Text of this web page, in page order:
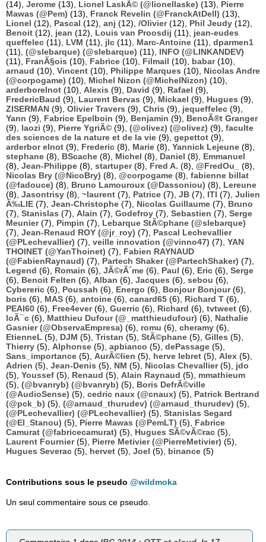
(14), Jerome (13), Lionel LaskÃ© (@lionellaske) (13), Pierre
Mawas (@Pem) (13), Franck Revelin (@FranckAtDell) (13),
Lionel (12), Pascal (12), anj (12), /Olivier(12), Phil Jeudy (12),
Benoit (12), jean (12), Louis van Proosdij (11), jean-eudes
queffelec (11), LVM (11), jlc (11), Marc-Antoine (11), dparmen1
(11), (@slebarque) (@slebarque) (11), INFO (@LINKANDEV)
(11), FranÃ§ois (10), Fabrice (10), Filmail (10), babar(10),
arnaud (10), Vincent (10), Philippe Marques (10), Nicolas Andre
(@corpogame) (10), Michel Nizon (@MichelNizon) (10),
arderborelnot (10), Alexis (9), David (9), Rafael (9),
FredericBaud (9), Laurent Bervas (9), Mickael (9), Hugues (9),
ZISERMAN (9), Olivier Travers (9), Chris (9), jequeffelec (9),
Yann (9), Fabrice Epelboin (9), Benjamin (9), BenoÃ®t Granger
(9), laozi (9), Pierre YgriÃ© (9), (@olivez) (@olivez) (9), faculte
des sciences de la nature et de la vie (9), gepettot (9),
arderbor elnot (9), Frederic (8), Marie (8), Yannick Lejeune (8),
stephane (8), BScache (8), Michel (8), Daniel (8), Emmanuel
(8), Jean-Philippe (8), startuper(8), Fred A. (8), @FredOu_
(8),
Nicolas Bry (@NicoBry) (8), @corpogame (8), fabienne billat
(@fadouce) (8), Bruno Lamouroux (@Dassoniou) (8), Lereune
(8), Jasontrisy (8), ~laurent (7), Patrice (7), JB (7), ITI (7), Julien
Ã‰LIE (7), Jean-Christophe (7), Nicolas Guillaume (7), Bruno
(7), Stanislas (7), Alain (7), Godefroy (7), Sebastien (7), Serge
Meunier(7), Pimpin (7), Lebarque StÃ©phane (@slebarque)
(7), Jean-Renaud ROY (@jr_roy) (7), Pascal Lechevallier
(@PLechevallier) (7), veille innovation (@vinno47) (7), YAN
THOINET (@YanThoinet) (7), Fabien RAYNAUD
(@FabienRaynaud) (7), Partech Shaker (@PartechShaker) (7),
Legend (6), Romain (6), JÃ©rÃ´me (6), Paul (6), Eric (6), Serge
(6), Benoit Felten (6), Alban (6), Jacques (6), sebou (6),
Cybereric (6), Poussah (6), Energo (6), Bonjour Bonjour(6),
boris (6), MAS (6), antoine (6), canard65 (6), Richard T (6),
PEAI60 (6), Free4ever(6), Guerric (6), Richard (6), tvtweet (6),
loÃ¯c (6), Matthieu Dufour (@_matthieudufour) (6), Nathalie
Gasnier (@ObservaEmpresa) (6), romu (6), cheramy (6),
EtienneL (5), DJM (5), Tristan (5), StÃ©phane (5), Gilles (5),
Thierry (5), Alphonse (5), apbianco (5), dePassage (5),
Sans_importance (5), AurÃ©lien (5), herve lebret (5), Alex (5),
Adrien (5), Jean-Denis (5), NM (5), Nicolas Chevallier(5), jdo
(5), Youssef (5), Renaud (5), Alain Raynaud (5), mmathieum
(5), (@bvanryb) (@bvanryb) (5), Boris DefrÃ©ville
(@AudioSense) (5), cedric naux (@cnaux) (5), Patrick Bertrand
(@pck_b) (5), (@arnaud_thurudev) (@arnaud_thurudev) (5),
(@PLechevallier) (@PLechevallier) (5), Stanislas Segard
(@El_Stanou) (5), Pierre Mawas (@PemLT) (5), Fabrice
Camurat (@fabricecamurat) (5), Hugues SÃ©vÃ©rac (5),
Laurent Fournier(5), Pierre Metivier (@PierreMetivier) (5),
Hugues Severac (5), hervet (5), Joel (5), binance (5)
Contributions sous le pseudo @wildmoka
Un seul commentaire sous ce pseudo.